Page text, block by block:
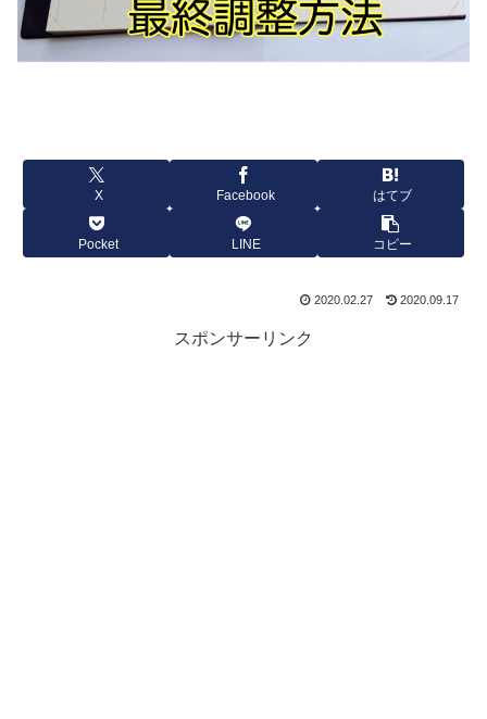
X Facebook はてブ
Pocket LINE コピー
2020.02.27 2020.09.17
スポンサーリンク